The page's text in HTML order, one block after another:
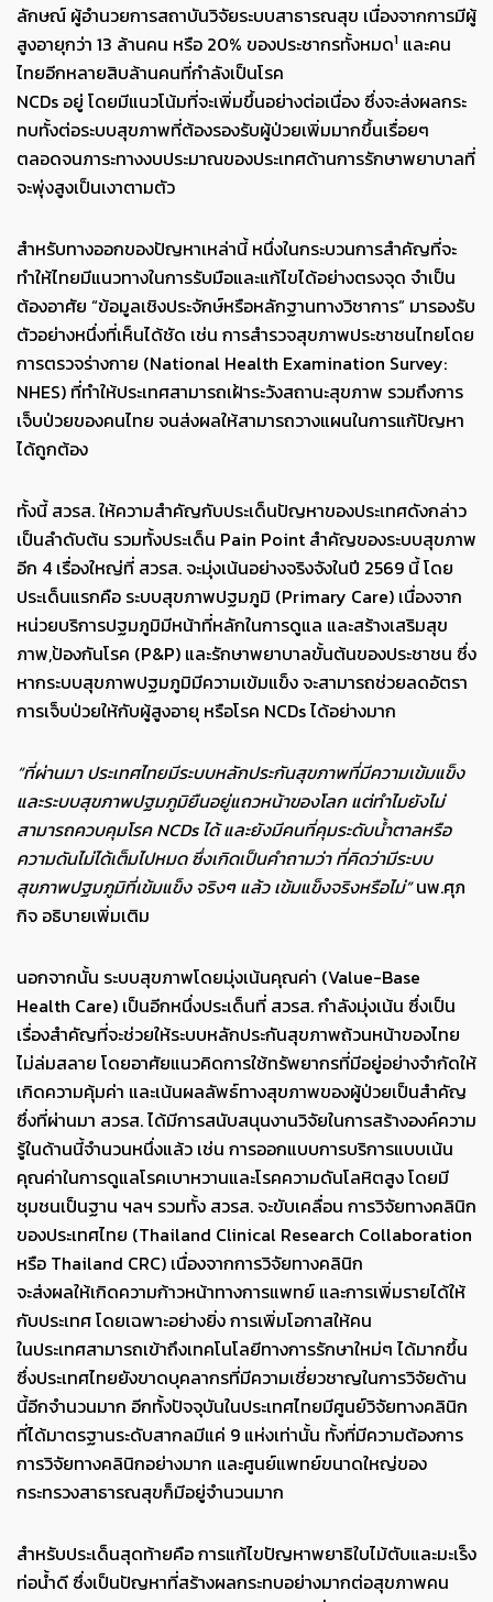
ลักษณ์ ผู้อำนวยการสถาบันวิจัยระบบสาธารณสุข เนื่องจากการมีผู้
สูงอายุกว่า 13 ล้านคน หรือ 20% ของประชากรทั้งหมด1 และคน
ไทยอีกหลายสิบล้านคนที่กำลังเป็นโรค
NCDs อยู่ โดยมีแนวโน้มที่จะเพิ่มขึ้นอย่างต่อเนื่อง ซึ่งจะส่งผลกระ
ทบทั้งต่อระบบสุขภาพที่ต้องรองรับผู้ป่วยเพิ่มมากขึ้นเรื่อยๆ
ตลอดจนภาระทางงบประมาณของประเทศด้านการรักษาพยาบาลที่
จะพุ่งสูงเป็นเงาตามตัว
สำหรับทางออกของปัญหาเหล่านี้ หนึ่งในกระบวนการสำคัญที่จะ
ทำให้ไทยมีแนวทางในการรับมือและแก้ไขได้อย่างตรงจุด จำเป็น
ต้องอาศัย “ข้อมูลเชิงประจักษ์หรือหลักฐานทางวิชาการ” มารองรับ
ตัวอย่างหนึ่งที่เห็นได้ชัด เช่น การสำรวจสุขภาพประชาชนไทยโดย
การตรวจร่างกาย (National Health Examination Survey:
NHES) ที่ทำให้ประเทศสามารถเฝ้าระวังสถานะสุขภาพ รวมถึงการ
เจ็บป่วยของคนไทย จนส่งผลให้สามารถวางแผนในการแก้ปัญหา
ได้ถูกต้อง
ทั้งนี้ สวรส. ให้ความสำคัญกับประเด็นปัญหาของประเทศดังกล่าว
เป็นลำดับต้น รวมทั้งประเด็น Pain Point สำคัญของระบบสุขภาพ
อีก 4 เรื่องใหญ่ที่ สวรส. จะมุ่งเน้นอย่างจริงจังในปี 2569 นี้ โดย
ประเด็นแรกคือ ระบบสุขภาพปฐมภูมิ (Primary Care) เนื่องจาก
หน่วยบริการปฐมภูมิมีหน้าที่หลักในการดูแล และสร้างเสริมสุข
ภาพ,ป้องกันโรค (P&P) และรักษาพยาบาลขั้นต้นของประชาชน ซึ่ง
หากระบบสุขภาพปฐมภูมิมีความเข้มแข็ง จะสามารถช่วยลดอัตรา
การเจ็บป่วยให้กับผู้สูงอายุ หรือโรค NCDs ได้อย่างมาก
“ที่ผ่านมา ประเทศไทยมีระบบหลักประกันสุขภาพที่มีความเข้มแข็ง
และระบบสุขภาพปฐมภูมิยืนอยู่แถวหน้าของโลกแต่ทำไมยังไม่
สามารถควบคุมโรคNCDs ได้ และยังมีคนที่คุมระดับน้ำตาลหรือ
ความดันไม่ได้เต็มไปหมด ซึ่งเกิดเป็นคำถามว่า ที่คิดว่ามีระบบ
สุขภาพปฐมภูมิที่เข้มแข็ง จริงๆ แล้ว เข้มแข็งจริงหรือไม่”นพ.ศุภ
กิจ อธิบายเพิ่มเติม
นอกจากนั้น ระบบสุขภาพโดยมุ่งเน้นคุณค่า (Value-Base
Health Care) เป็นอีกหนึ่งประเด็นที่ สวรส. กำลังมุ่งเน้น ซึ่งเป็น
เรื่องสำคัญที่จะช่วยให้ระบบหลักประกันสุขภาพถ้วนหน้าของไทย
ไม่ล่มสลาย โดยอาศัยแนวคิดการใช้ทรัพยากรที่มีอยู่อย่างจำกัดให้
เกิดความคุ้มค่า และเน้นผลลัพธ์ทางสุขภาพของผู้ป่วยเป็นสำคัญ
ซึ่งที่ผ่านมา สวรส. ได้มีการสนับสนุนงานวิจัยในการสร้างองค์ความ
รู้ในด้านนี้จำนวนหนึ่งแล้ว เช่น การออกแบบการบริการแบบเน้น
คุณค่าในการดูแลโรคเบาหวานและโรคความดันโลหิตสูง โดยมี
ชุมชนเป็นฐาน ฯลฯ รวมทั้ง สวรส. จะขับเคลื่อน การวิจัยทางคลินิก
ของประเทศไทย (Thailand Clinical Research Collaboration
หรือ Thailand CRC) เนื่องจากการวิจัยทางคลินิก
จะส่งผลให้เกิดความก้าวหน้าทางการแพทย์ และการเพิ่มรายได้ให้
กับประเทศ โดยเฉพาะอย่างยิ่ง การเพิ่มโอกาสให้คน
ในประเทศสามารถเข้าถึงเทคโนโลยีทางการรักษาใหม่ๆ ได้มากขึ้น
ซึ่งประเทศไทยยังขาดบุคลากรที่มีความเชี่ยวชาญในการวิจัยด้าน
นี้อีกจำนวนมาก อีกทั้งปัจจุบันในประเทศไทยมีศูนย์วิจัยทางคลินิก
ที่ได้มาตรฐานระดับสากลมีแค่ 9 แห่งเท่านั้น ทั้งที่มีความต้องการ
การวิจัยทางคลินิกอย่างมาก และศูนย์แพทย์ขนาดใหญ่ของ
กระทรวงสาธารณสุขก็มีอยู่จำนวนมาก
สำหรับประเด็นสุดท้ายคือ การแก้ไขปัญหาพยาธิใบไม้ตับและมะเร็ง
ท่อน้ำดี ซึ่งเป็นปัญหาที่สร้างผลกระทบอย่างมากต่อสุขภาพคน